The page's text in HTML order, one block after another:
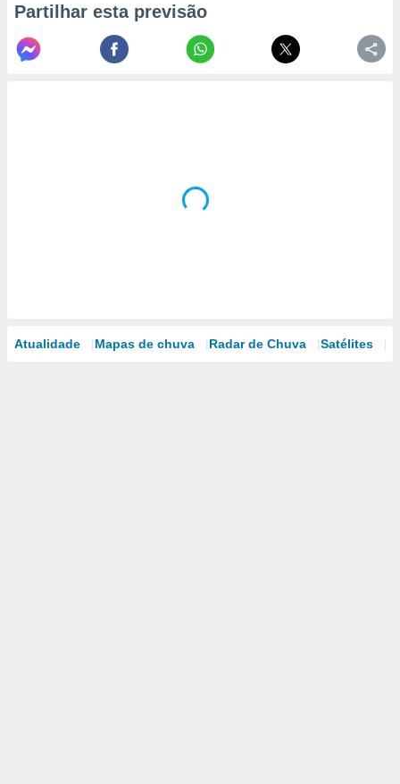
Partilhar esta previsão
Atualidade Mapas de chuva Radar de Chuva Satélites